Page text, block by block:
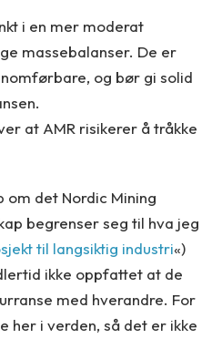
i en mer moderat
massebalanser. De er
og bør gi solid
at AMR risikerer å tråkke
om det Nordic Mining
begrenser seg til hva jeg
til langsiktig industri«)
ikke oppfattet at de
med hverandre. For
her i verden, så det er ikke